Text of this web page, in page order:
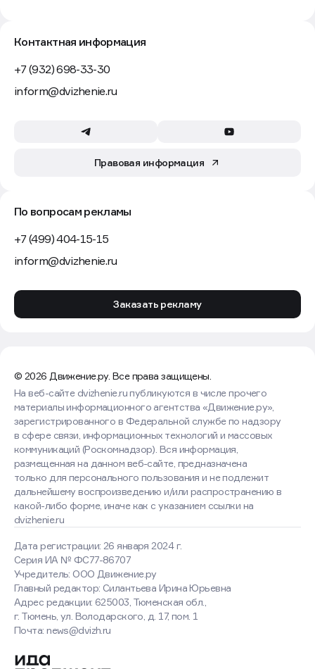
Контактная информация
+7 (932) 698-33-30
inform@dvizhenie.ru
Правовая информация
По вопросам рекламы
+7 (499) 404-15-15
inform@dvizhenie.ru
Заказать рекламу
© 2026 Движение.ру. Все права защищены.
Дата регистрации: 26 января 2024 г.
Серия ИА № ФС77-86707
Учредитель: ООО Движение.ру
Главный редактор: Силантьева Ирина Юрьевна
Адрес редакции: 625003, Тюменская обл.,
г. Тюмень, ул. Володарского, д. 17, пом. 1
Почта: news@dvizh.ru
На веб-сайте dvizhenie.ru публикуются в числе прочего
материалы информационного агентства «Движение.ру»,
зарегистрированного в Федеральной службе по надзору
в сфере связи, информационных технологий и массовых
коммуникаций (Роскомнадзор). Вся информация,
размещенная на данном веб-сайте, предназначена
только для персонального пользования и не подлежит
дальнейшему воспроизведению и/или распространению в
какой-либо форме, иначе как с указанием ссылки на
dvizhenie.ru
Оставаясь на сайте, вы
соглашаетесь с использованием